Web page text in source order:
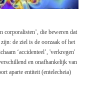
corporalisten’, die beweren dat
de ziel is de oorzaak of het
‘accidenteel’, 'verkregen'
en onafhankelijk van
aparte entiteit (entelecheia)